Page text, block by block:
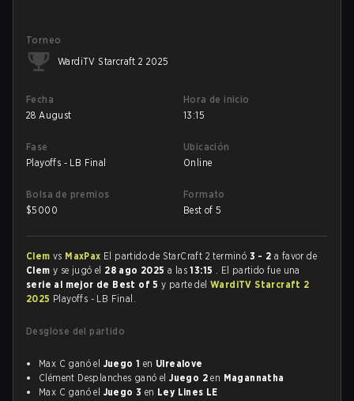
Torneo
WardiTV Starcraft 2 2025
Fecha
28 August
Hora de inicio
13:15
Fase
Playoffs - LB Final
Ubicación
Online
Bolsa de premios
$5000
Formato
Best of 5
Clem vs MaxPax El partido de StarCraft 2 terminó 3 - 2 a favor de
Clem y se jugó el 28 ago 2025a las13:15 . El partido fue una
serie al mejor de Best of 5y parte delWardiTV Starcraft 2
2025 Playoffs - LB Final.
Desglose del partido
Max C ganó el Juego 1 en Ulrealove
Clément Desplanches ganó elJuego 2 en Magannatha
Max C ganó el Juego 3 en Ley Lines LE